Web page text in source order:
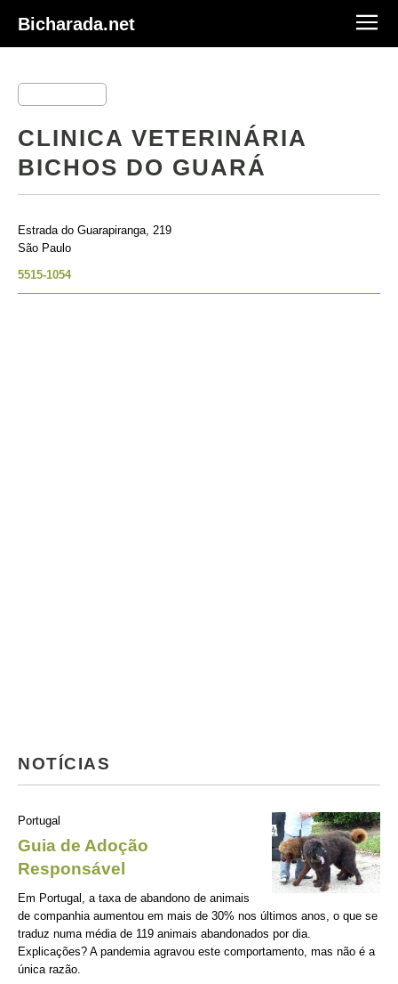
Bicharada.net
CLINICA VETERINÁRIA
BICHOS DO GUARÁ
Estrada do Guarapiranga, 219
São Paulo
5515-1054
NOTÍCIAS
Portugal
Guia de Adoção
Responsável
Em Portugal, a taxa de abandono de animais
de companhia aumentou em mais de 30% nos últimos anos, o que se
traduz numa média de 119 animais abandonados por dia.
Explicações? A pandemia agravou este comportamento, mas não é a
única razão.